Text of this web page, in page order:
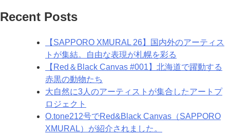
Recent Posts
【SAPPORO XMURAL 26】国内外のアーティス
トが集結。自由な表現が札幌を彩る
【Red＆Black Canvas #001】北海道で躍動する
赤黒の動物たち
大自然に3人のアーティストが集合したアートプ
ロジェクト
O.tone212号でRed&Black Canvas（SAPPORO
XMURAL）が紹介されました。